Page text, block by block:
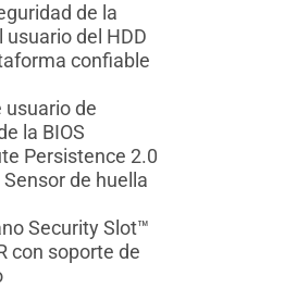
de la
del HDD
confiable
usuario de
la BIOS
Persistence 2.0
de huella
Security Slot™
con soporte de